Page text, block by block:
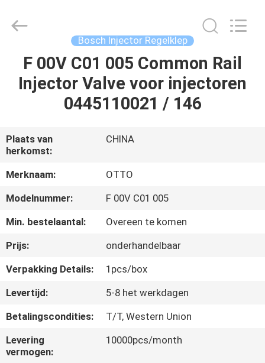
THUIS
PRODUCTEN
OVER
ONS
FABRIEKSTOUR
NEEM
CONTACT
MET
ONS
OP
AUTO
PARTS
Bosch Injector Regelklep
F 00V C01 005 Common Rail
Injector Valve voor injectoren
0445110021 / 146
Plaats van
herkomst:
CHINA
Merknaam:
OTTO
Modelnummer:
F 00V C01 005
Min. bestelaantal:
Overeen te komen
Prijs:
onderhandelbaar
Verpakking Details:
1pcs/box
Levertijd:
5-8 het werkdagen
Betalingscondities:
T/T, Western Union
Levering
vermogen:
10000pcs/month